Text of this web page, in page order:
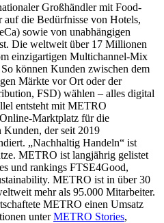
Großhändler mit Food-
die Bedürfnisse von Hotels,
sowie von unabhängigen
Die weltweit über 17 Millionen
einzigartigen Multichannel-Mix
können Kunden zwischen dem
Märkte vor Ort oder der
FSD) wählen – alles digital
entsteht mit METRO
Marktplatz für die
Kunden, der seit 2019
„Nachhaltig Handeln“ ist
METRO ist langjährig gelistet
und rankings FTSE4Good,
METRO ist in über 30
mehr als 95.000 Mitarbeiter.
METRO einen Umsatz
unterMETRO Stories,